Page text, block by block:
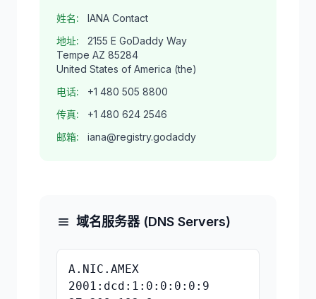
姓名:
IANA Contact
地址:
2155 E GoDaddy Way
Tempe AZ 85284
United States of America (the)
电话:
+1 480 505 8800
传真:
+1 480 624 2546
邮箱:
iana@registry.godaddy
域名服务器 (DNS Servers)
A.NIC.AMEX
2001:dcd:1:0:0:0:0:9